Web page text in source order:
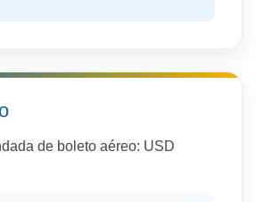
de boleto aéreo: USD